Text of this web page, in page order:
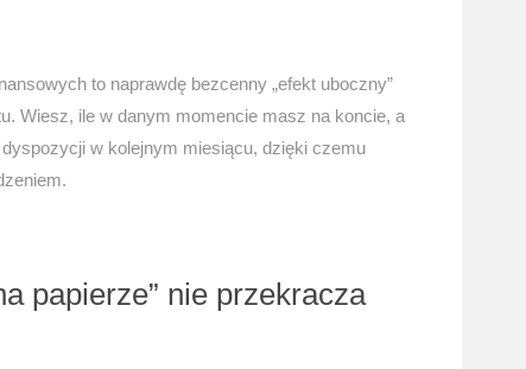
to naprawdę bezcenny „efekt uboczny”
Wiesz, ile w danym momencie masz na koncie, a
w kolejnym miesiącu, dzięki czemu
papierze” nie przekracza